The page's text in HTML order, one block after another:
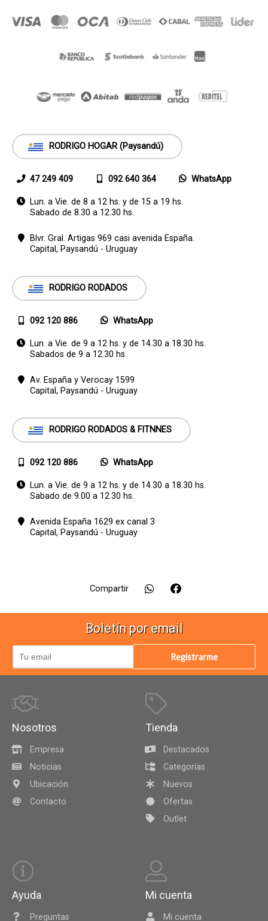
RODRIGO HOGAR (Paysandú)
47 249 409 092 640 364 WhatsApp
Lun. a Vie. de 8 a 12 hs. y de 15 a 19 hs.
Sabado de 8.30 a 12.30 hs.
Blvr. Gral. Artigas 969 casi avenida España.
Capital, Paysandú - Uruguay
RODRIGO RODADOS
092 120 886 WhatsApp
Lun. a Vie. de 9 a 12 hs. y de 14.30 a 18.30 hs.
Sabados de 9 a 12.30 hs.
Av. España y Verocay 1599
Capital, Paysandú - Uruguay
RODRIGO RODADOS & FITNNES
092 120 886 WhatsApp
Lun. a Vie. de 9 a 12 hs. y de 14.30 a 18.30 hs.
Sabado de 9.00 a 12.30 hs.
Avenida España 1629 ex canal 3
Capital, Paysandú - Uruguay
Compartir
Boletín por email
Registrarme
Nosotros
Empresa
Noticias
Ubicación
Contacto
Tienda
Destacados
Categorías
Nuevos
Ofertas
Outlet
Ayuda
Preguntas
Mi cuenta
Mi cuenta